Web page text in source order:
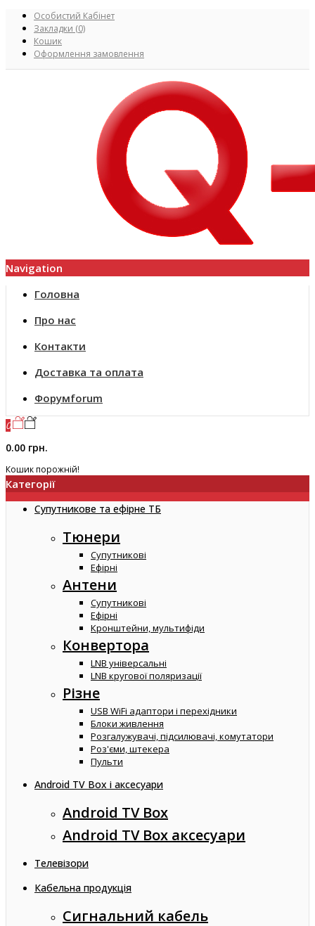
Особистий Кабінет
Закладки (0)
Кошик
Оформлення замовлення
Navigation
Головна
Про нас
Контакти
Доставка та оплата
Форумforum
0
0.00 грн.
Кошик порожній!
Категорії
Супутникове та ефірне ТБ
Тюнери
Супутникові
Ефірні
Антени
Супутникові
Ефірні
Кронштейни, мультифіди
Конвертора
LNB універсальні
LNB кругової поляризації
Різне
USB WiFi адаптори і перехідники
Блоки живлення
Розгалужувачі, підсилювачі, комутатори
Роз'єми, штекера
Пульти
Android TV Box і аксесуари
Android TV Box
Android TV Box аксесуари
Телевізори
Кабельна продукція
Сигнальний кабель